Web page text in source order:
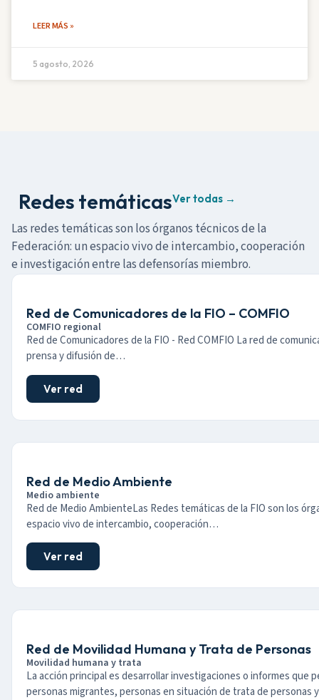
LEER MÁS »
5 agosto, 2026
Redes temáticasVer todas →
Las redes temáticas son los órganos técnicos de la
Federación: un espacio vivo de intercambio, cooperación
e investigación entre las defensorías miembro.
Red de Comunicadores de la FIO – COMFIO
COMFIO regional
Red de Comunicadores de la FIO - Red COMFIO La red de
prensa y difusión de…
Ver red
Red de Medio Ambiente
Medio ambiente
Red de Medio AmbienteLas Redes temáticas de la FIO son los
espacio vivo de intercambio, cooperación…
Ver red
Red de Movilidad Humana y Trata de Personas
Movilidad humana y trata
La acción principal es desarrollar investigaciones o informes que
personas migrantes, personas en situación de trata de personas